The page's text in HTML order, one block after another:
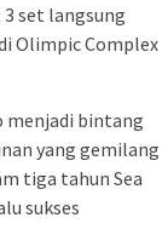
set langsung
Olimpic Complex
menjadi bintang
yang gemilang
tiga tahun Sea
sukses